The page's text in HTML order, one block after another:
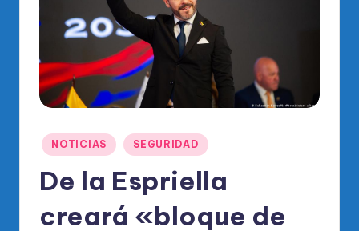
di
o
O
al
Publicado
en
NOTICIAS SEGURIDAD
De la Espriella
creará «bloque de